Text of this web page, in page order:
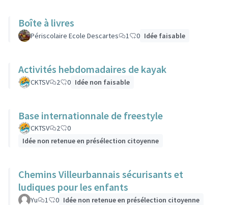
Boîte à livres
Périscolaire Ecole Descartes 1 0 Idée faisable
Activités hebdomadaires de kayak
CKTSV 2 0 Idée non faisable
Base internationnale de freestyle
CKTSV 2
0
Idée non retenue en présélection citoyenne
Chemins Villeurbannais sécurisants et
ludiques pour les enfants
Yu 1 0 Idée non retenue en présélection citoyenne